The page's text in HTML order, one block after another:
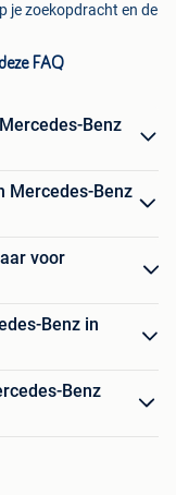
je zoekopdracht en de
FAQ
Benz
Mercedes-Benz
voor
Benz in
Benz